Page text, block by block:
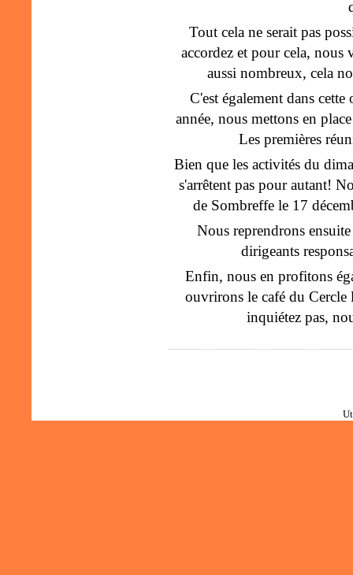
Tout cela ne serait pas
accordez et pour cela,
aussi nombreux, cela
C'est également dans
année, nous mettons en
Les premières
Bien que les activités du
s'arrêtent pas pour autant!
de Sombreffe le 17
Nous reprendrons
dirigeants
Enfin, nous en profitons
ouvrirons le café du
inquiétez pas,